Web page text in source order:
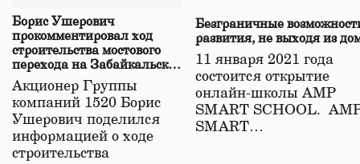
Борис Ушерович
прокомментировал ход
строительства мостового
перехода на Забайкальской
железной дороге
Акционер Группы
компаний 1520 Борис
Ушерович поделился
информацией о ходе
строительства
Безграничные
развития, не выходя из
11 января 2021 года
состоится открытие
онлайн-школы АМР
SMART SCHOOL.
SMART…